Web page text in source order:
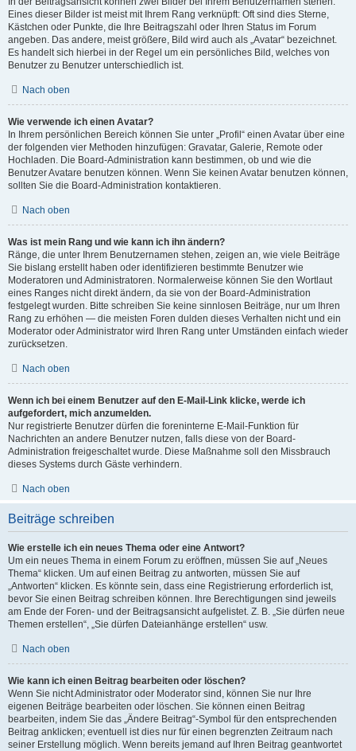
Eines dieser Bilder ist meist mit Ihrem Rang verknüpft: Oft sind dies Sterne,
Kästchen oder Punkte, die Ihre Beitragszahl oder Ihren Status im Forum
angeben. Das andere, meist größere, Bild wird auch als „Avatar“ bezeichnet.
Es handelt sich hierbei in der Regel um ein persönliches Bild, welches von
Benutzer zu Benutzer unterschiedlich ist.
Nach oben
Wie verwende ich einen Avatar?
In Ihrem persönlichen Bereich können Sie unter „Profil“ einen Avatar über eine
der folgenden vier Methoden hinzufügen: Gravatar, Galerie, Remote oder
Hochladen. Die Board-Administration kann bestimmen, ob und wie die
Benutzer Avatare benutzen können. Wenn Sie keinen Avatar benutzen können,
sollten Sie die Board-Administration kontaktieren.
Nach oben
Was ist mein Rang und wie kann ich ihn ändern?
Ränge, die unter Ihrem Benutzernamen stehen, zeigen an, wie viele Beiträge
Sie bislang erstellt haben oder identifizieren bestimmte Benutzer wie
Moderatoren und Administratoren. Normalerweise können Sie den Wortlaut
eines Ranges nicht direkt ändern, da sie von der Board-Administration
festgelegt wurden. Bitte schreiben Sie keine sinnlosen Beiträge, nur um Ihren
Rang zu erhöhen — die meisten Foren dulden dieses Verhalten nicht und ein
Moderator oder Administrator wird Ihren Rang unter Umständen einfach wieder
zurücksetzen.
Nach oben
Wenn ich bei einem Benutzer auf den E-Mail-Link klicke, werde ich
aufgefordert, mich anzumelden.
Nur registrierte Benutzer dürfen die foreninterne E-Mail-Funktion für
Nachrichten an andere Benutzer nutzen, falls diese von der Board-
Administration freigeschaltet wurde. Diese Maßnahme soll den Missbrauch
dieses Systems durch Gäste verhindern.
Nach oben
Beiträge schreiben
Wie erstelle ich ein neues Thema oder eine Antwort?
Um ein neues Thema in einem Forum zu eröffnen, müssen Sie auf „Neues
Thema“ klicken. Um auf einen Beitrag zu antworten, müssen Sie auf
„Antworten“ klicken. Es könnte sein, dass eine Registrierung erforderlich ist,
bevor Sie einen Beitrag schreiben können. Ihre Berechtigungen sind jeweils
am Ende der Foren- und der Beitragsansicht aufgelistet. Z. B. „Sie dürfen neue
Themen erstellen“, „Sie dürfen Dateianhänge erstellen“ usw.
Nach oben
Wie kann ich einen Beitrag bearbeiten oder löschen?
Wenn Sie nicht Administrator oder Moderator sind, können Sie nur Ihre
eigenen Beiträge bearbeiten oder löschen. Sie können einen Beitrag
bearbeiten, indem Sie das „Ändere Beitrag“-Symbol für den entsprechenden
Beitrag anklicken; eventuell ist dies nur für einen begrenzten Zeitraum nach
seiner Erstellung möglich. Wenn bereits jemand auf Ihren Beitrag geantwortet